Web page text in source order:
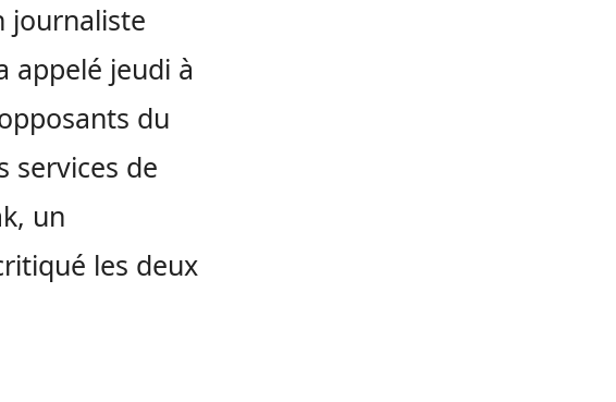
journaliste
appelé jeudi à
du
services de
un
les deux